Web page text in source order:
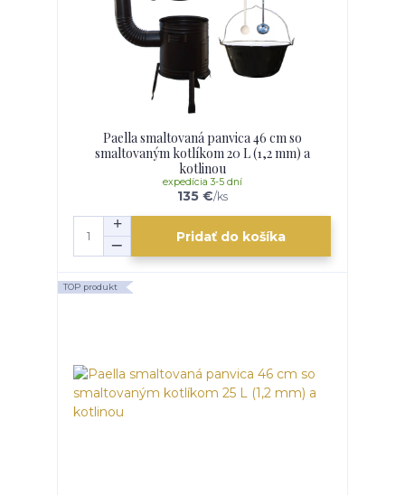
Paella smaltovaná panvica 46 cm so
smaltovaným kotlíkom 20 L (1,2 mm) a
kotlinou
135 €/ks
expedícia 3-5 dní
Pridať do košíka
TOP produkt